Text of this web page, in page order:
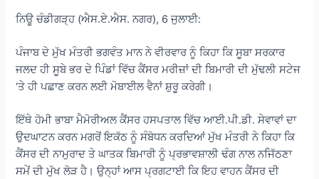
ਨਿਊ ਚੰਡੀਗੜ੍ਹ (ਐਸ.ਏ.ਐਸ. ਨਗਰ), 6 ਜੁਲਾਈ:
ਪੰਜਾਬ ਦੇ ਮੁੱਖ ਮੰਤਰੀ ਭਗਵੰਤ ਮਾਨ ਨੇ ਵੀਰਵਾਰ ਨੂੰ ਕਿਹਾ ਕਿ ਸੂਬਾ ਸਰਕਾਰ
ਜਲਦ ਹੀ ਸੂਬੇ ਭਰ ਦੇ ਪਿੰਡਾਂ ਵਿੱਚ ਕੈਂਸਰ ਮਰੀਜ਼ਾਂ ਦੀ ਬਿਮਾਰੀ ਦੀ ਮੁੱਢਲੀ ਸਟੇਜ
‘ਤੇ ਹੀ ਪਛਾਣ ਕਰਨ ਲਈ ਮੋਬਾਈਲ ਵੈਨਾਂ ਸ਼ੁਰੂ ਕਰੇਗੀ।
ਇੱਥੇ ਹੋਮੀ ਭਾਬਾ ਮੈਮੋਰੀਅਲ ਕੈਂਸਰ ਹਸਪਤਾਲ ਵਿੱਚ ਆਈ.ਪੀ.ਡੀ. ਸੇਵਾਵਾਂ ਦਾ
ਉਦਘਾਟਨ ਕਰਨ ਮਗਰੋਂ ਇਕੱਠ ਨੂੰ ਸੰਬੋਧਨ ਕਰਦਿਆਂ ਮੁੱਖ ਮੰਤਰੀ ਨੇ ਕਿਹਾ ਕਿ
ਕੈਂਸਰ ਦੀ ਨਾਮੁਰਾਦ ਤੇ ਘਾਤਕ ਬਿਮਾਰੀ ਨੂੰ ਪ੍ਰਭਾਵਸ਼ਾਲੀ ਢੰਗ ਨਾਲ ਨਜਿੱਠਣਾ
ਸਮੇਂ ਦੀ ਮੁੱਖ ਲੋੜ ਹੈ। ਉਨ੍ਹਾਂ ਆਸ ਪ੍ਰਗਟਾਈ ਕਿ ਇਹ ਵਾਹਨ ਕੈਂਸਰ ਦੀ